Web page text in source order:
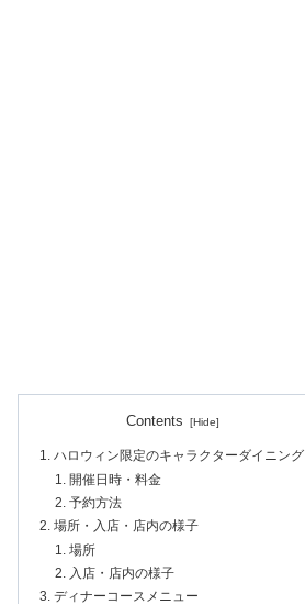
Contents
ハロウィン限定のキャラクターダイニング
開催日時・料金
予約方法
場所・入店・店内の様子
場所
入店・店内の様子
ディナーコースメニュー